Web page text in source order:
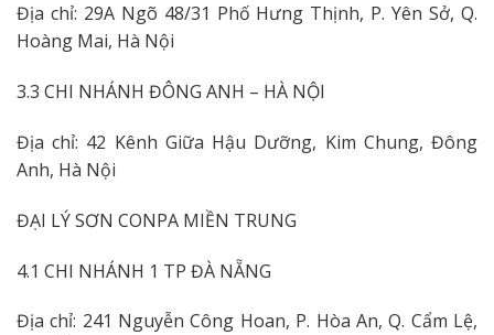
Địa chỉ: 29A Ngõ 48/31 Phố Hưng Thịnh, P. Yên Sở, Q.
Hoàng Mai, Hà Nội
3.3 CHI NHÁNH ĐÔNG ANH – HÀ NỘI
Địa chỉ: 42 Kênh Giữa Hậu Dưỡng, Kim Chung, Đông
Anh, Hà Nội
ĐẠI LÝ SƠN CONPA MIỀN TRUNG
4.1 CHI NHÁNH 1 TP ĐÀ NẴNG
Địa chỉ: 241 Nguyễn Công Hoan, P. Hòa An, Q. Cẩm Lệ,